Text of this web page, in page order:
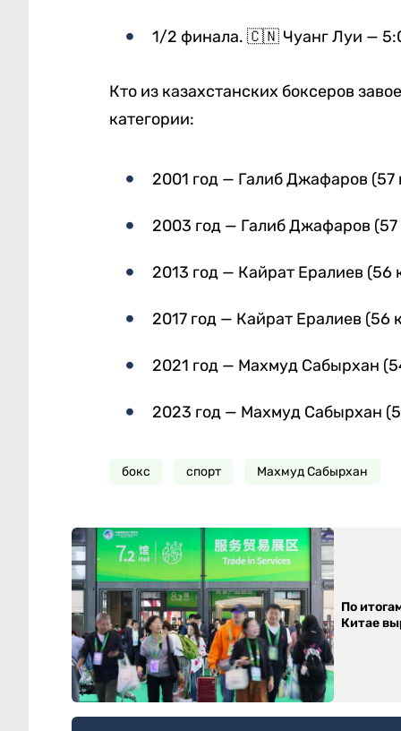
1/2 финала. 🇨🇳 Чуанг Луи —
Кто из казахстанских боксеров
категории:
2001 год — Галиб Джафаров (57
2003 год — Галиб Джафаров (57
2013 год — Кайрат Ералиев (56
2017 год — Кайрат Ералиев (56
2021 год — Махмуд Сабырхан
2023 год — Махмуд Сабырхан
бокс спорт Махмуд Сабырхан
По
Китае